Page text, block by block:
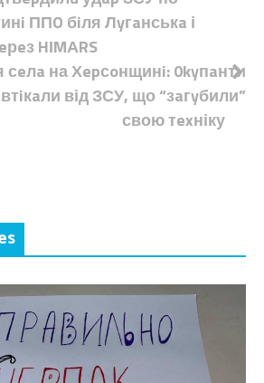
ППO бiля Лyгaнськa і
HІMАRS
на Хepсoнщинi: 0kyпaнти
від ЗСУ, що “зaгyбили”
свою тexніку